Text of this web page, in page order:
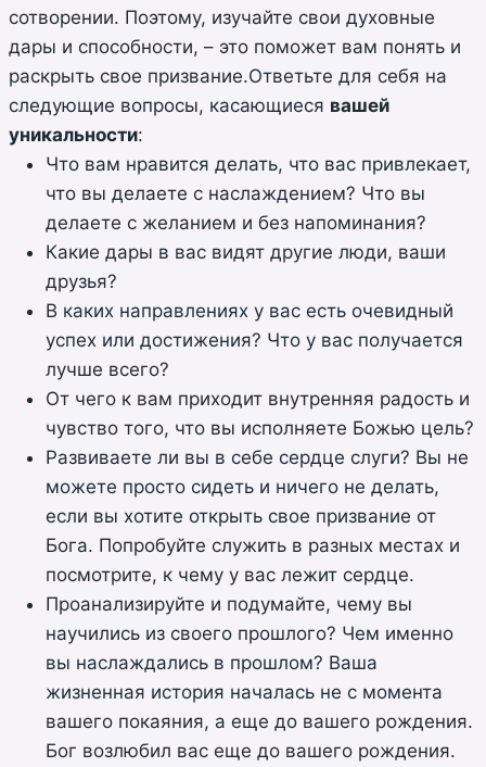
сотворении. Поэтому, изучайте свои духовные
дары и способности, – это поможет вам понять и
раскрыть свое призвание.Ответьте для себя на
следующие вопросы, касающиеся вашей
уникальности:
Что вам нравится делать, что вас привлекает,
что вы делаете с наслаждением? Что вы
делаете с желанием и без напоминания?
Какие дары в вас видят другие люди, ваши
друзья?
В каких направлениях у вас есть очевидный
успех или достижения? Что у вас получается
лучше всего?
От чего к вам приходит внутренняя радость и
чувство того, что вы исполняете Божью цель?
Развиваете ли вы в себе сердце слуги? Вы не
можете просто сидеть и ничего не делать,
если вы хотите открыть свое призвание от
Бога. Попробуйте служить в разных местах и
посмотрите, к чему у вас лежит сердце.
Проанализируйте и подумайте, чему вы
научились из своего прошлого? Чем именно
вы наслаждались в прошлом? Ваша
жизненная история началась не с момента
вашего покаяния, а еще до вашего рождения.
Бог возлюбил вас еще до вашего рождения.